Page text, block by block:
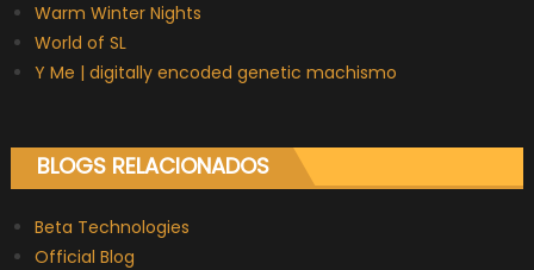
Warm Winter Nights
World of SL
Y Me | digitally encoded genetic machismo
BLOGS RELACIONADOS
Beta Technologies
Official Blog